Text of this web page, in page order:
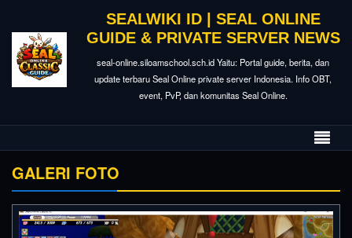
SEALWIKI ID | SEAL ONLINE
GUIDE & PRIVATE SERVER NEWS
seal-online.siloamschool.sch.id Yaitu: Portal guide, berita, dan
update terbaru Seal Online private server Indonesia. Info OBT,
event, PvP, dan komunitas Seal Online.
GALERI FOTO